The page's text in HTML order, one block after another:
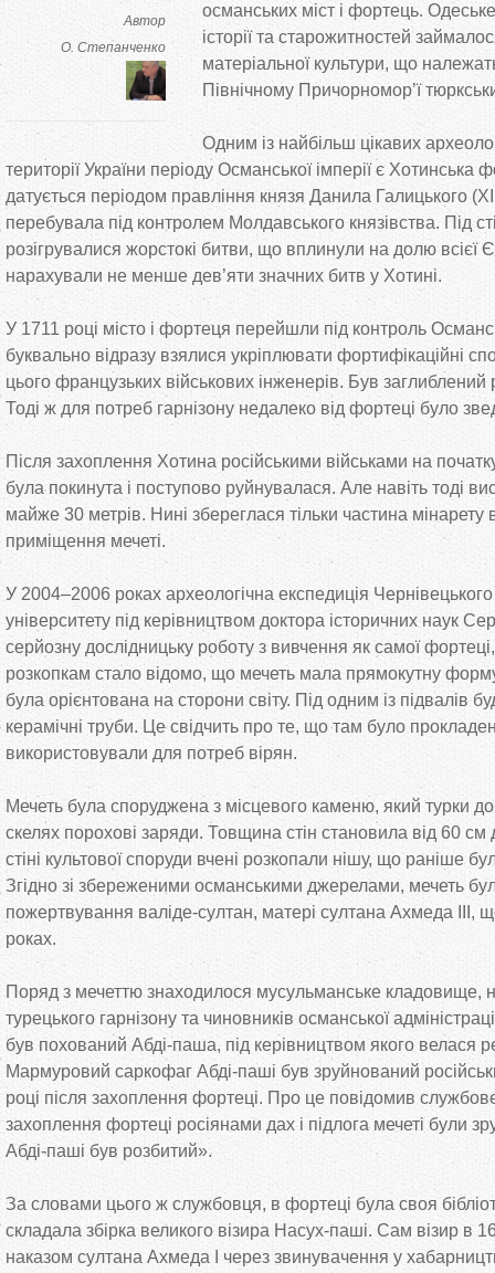
Автор
О. Степанченко
османських міст і фортець.
історії та старожитностей
матеріальної культури, що
Північному Причорномор’ї
Одним із найбільш цікавих
території України періоду Османської імперії є Хотинська
датується періодом правління князя Данила Галицького
перебувала під контролем Молдавського князівства. Під
розігрувалися жорстокі битви, що вплинули на долю всієї
нарахували не менше дев’яти значних битв у Хотині.
У 1711 році місто і фортеця перейшли під контроль
буквально відразу взялися укріплювати фортифікаційні
цього французьких військових інженерів. Був заглиблений
Тоді ж для потреб гарнізону недалеко від фортеці було
Після захоплення Хотина російськими військами на
була покинута і поступово руйнувалася. Але навіть тоді
майже 30 метрів. Нині збереглася тільки частина мінарету
приміщення мечеті.
У 2004–2006 роках археологічна експедиція
університету під керівництвом доктора історичних наук
серйозну дослідницьку роботу з вивчення як самої
розкопкам стало відомо, що мечеть мала прямокутну
була орієнтована на сторони світу. Під одним із підвалів
керамічні труби. Це свідчить про те, що там було
використовували для потреб вірян.
Мечеть була споруджена з місцевого каменю, який турки
скелях порохові заряди. Товщина стін становила від 60 см
стіні культової споруди вчені розкопали нішу, що раніше
Згідно зі збереженими османськими джерелами, мечеть
пожертвування валіде-султан, матері султана Ахмеда ІІІ,
роках.
Поряд з мечеттю знаходилося мусульманське кладовище,
турецького гарнізону та чиновників османської
був похований Абді-паша, під керівництвом якого велася
Мармуровий саркофаг Абді-паші був зруйнований
році після захоплення фортеці. Про це повідомив
захоплення фортеці росіянами дах і підлога мечеті були
Абді-паші був розбитий».
За словами цього ж службовця, в фортеці була своя
складала збірка великого візира Насух-паші. Сам візир в
наказом султана Ахмеда I через звинувачення у